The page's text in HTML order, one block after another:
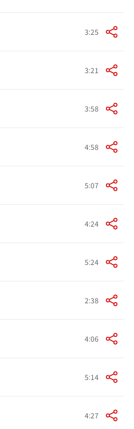
3:25
3:21
3:58
4:58
5:07
4:24
5:24
2:38
4:06
5:14
4:27